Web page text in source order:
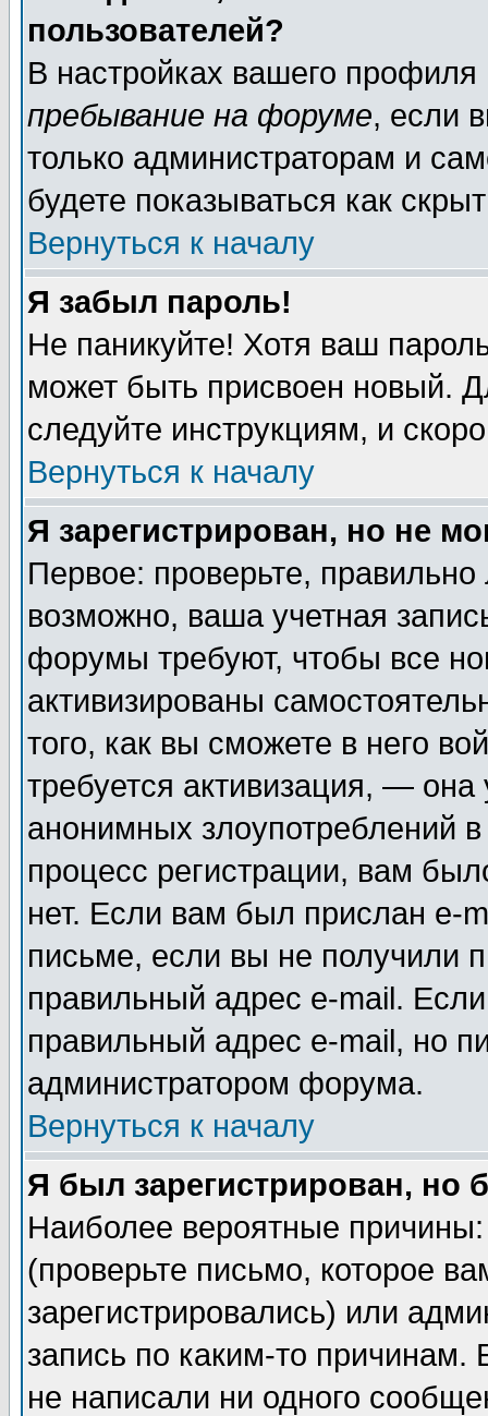
пользователей?
В настройках вашего
пребывание на форуме, если
только администраторам и
будете показываться как
Вернуться к началу
Я забыл пароль!
Не паникуйте! Хотя ваш
может быть присвоен новый.
следуйте инструкциям, и
Вернуться к началу
Я зарегистрирован, но не
Первое: проверьте,
возможно, ваша учетная
форумы требуют, чтобы все
активизированы
того, как вы сможете в него
требуется активизация, —
анонимных злоупотреблений
процесс регистрации, вам
нет. Если вам был прислан e-
письме, если вы не получили
правильный адрес e-mail.
правильный адрес e-mail, но
администратором форума.
Вернуться к началу
Я был зарегистрирован, но
Наиболее вероятные
(проверьте письмо, которое
зарегистрировались) или
запись по каким-то
не написали ни одного